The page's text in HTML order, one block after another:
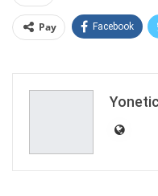
Pay Facebook